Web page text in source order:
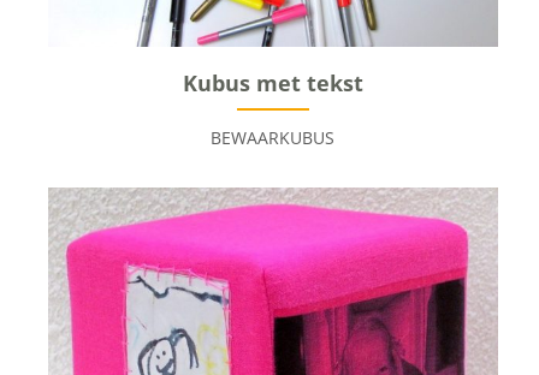
Kubus met tekst
BEWAARKUBUS